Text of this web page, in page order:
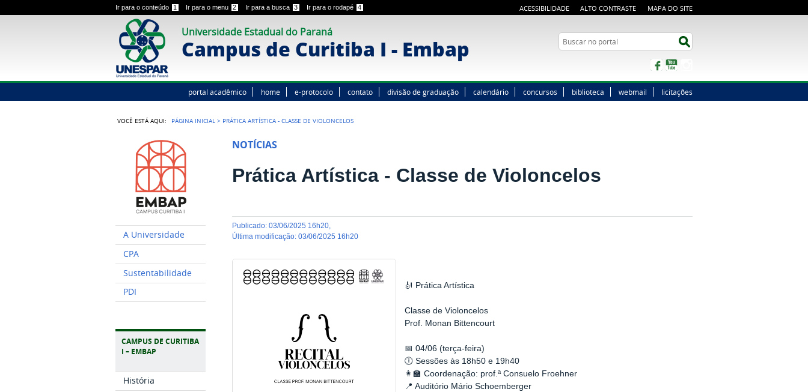
Ir para o conteúdo 1 Ir para o menu 2 Ir para a busca 3 Ir para o rodapé 4 ACESSIBILIDADE ALTO CONTRASTE MAPA DO SITE
Universidade Estadual do Paraná
Campus de Curitiba I - Embap Buscar no portal
Facebook
portal acadêmico home e-protocolo contato divisão de graduação calendário concursos biblioteca webmail licitações
VOCÊ ESTÁ AQUI: PÁGINA INICIAL > PRÁTICA ARTÍSTICA - CLASSE DE VIOLONCELOS
A Universidade
CPA
Sustentabilidade
PDI
CAMPUS DE CURITIBA
I – EMBAP
História
NOTÍCIAS
Prática Artística - Classe de Violoncelos
publicado:03/06/2025 16h20
última modificação:03/06/2025 16h20
🎻 Prática Artística
Classe de Violoncelos
Prof. Monan Bittencourt
📅 04/06 (terça-feira)
🕕 Sessões às 18h50 e 19h40
👩‍🏫 Coordenação: prof.ª Consuelo Froehner
📍 Auditório Mário Schoemberger